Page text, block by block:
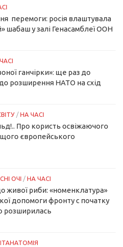
перемоги: росія влаштувала
шабаш у залі Генасамблеї ООН
ганчірки»: ще раз до
розширення НАТО на схід
/ НА ЧАСІ
Про користь освіжаючого
європейського
ОЧІ / НА ЧАСІ
живої риби: «номенклатура»
допомоги фронту с початку
розширилась